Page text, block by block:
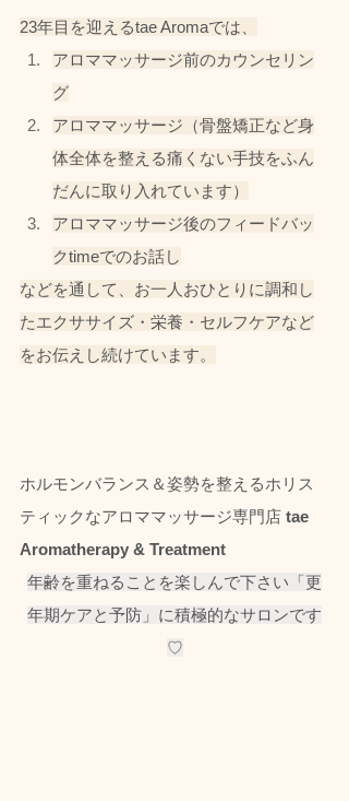
23年目を迎えるtae Aromaでは、
アロママッサージ前のカウンセリン
グ
アロママッサージ（骨盤矯正など身
体全体を整える痛くない手技をふん
だんに取り入れています）
アロママッサージ後のフィードバッ
クtimeでのお話し
などを通して、お一人おひとりに調和し
たエクササイズ・栄養・セルフケアなど
をお伝えし続けています。
ホルモンバランス＆姿勢を整えるホリス
ティックなアロママッサージ専門店 tae
Aromatherapy & Treatment
年齢を重ねることを楽しんで下さい「更
年期ケアと予防」に積極的なサロンです
♡